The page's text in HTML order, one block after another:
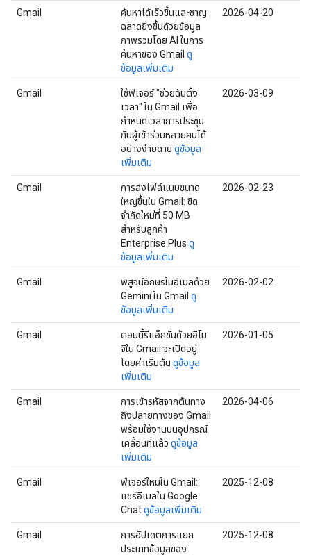
Gmail
ค้นหาได้เร็วขึ้นและชาญ
ฉลาดยิ่งขึ้นด้วยข้อมูล
ภาพรวมโดย AI ในการ
ค้นหาของ Gmail ดู
ข้อมูลเพิ่มเติม
2026-04-20
Gmail
ใช้ฟีเจอร์ "ช่วยฉันตั้ง
เวลา" ใน Gmail เพื่อ
กำหนดเวลาการประชุม
กับผู้เข้าร่วมหลายคนได้
อย่างง่ายดาย ดูข้อมูล
เพิ่มเติม
2026-03-09
Gmail
การส่งไฟล์แนบขนาด
ใหญ่ขึ้นใน Gmail: ขีด
จำกัดใหม่ที่ 50 MB
สำหรับลูกค้า
Enterprise Plus ดู
ข้อมูลเพิ่มเติม
2026-02-23
Gmail
พิสูจน์อักษรในอีเมลด้วย
Gemini ใน Gmail ดู
ข้อมูลเพิ่มเติม
2026-02-02
Gmail
ตอนนี้รีแอ็กชันด้วยอีโม
จิใน Gmail จะเปิดอยู่
โดยค่าเริ่มต้น ดูข้อมูล
เพิ่มเติม
2026-01-05
Gmail
การเข้ารหัสจากต้นทาง
ถึงปลายทางของ Gmail
พร้อมใช้งานบนอุปกรณ์
เคลื่อนที่แล้ว ดูข้อมูล
เพิ่มเติม
2026-04-06
Gmail
ฟีเจอร์ใหม่ใน Gmail:
แชร์อีเมลใน Google
Chatดูข้อมูลเพิ่มเติม
2025-12-08
Gmail
การอัปเดตการแยก
ประเภทข้อมูลของ
2025-12-08